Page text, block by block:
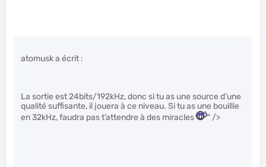
atomusk a écrit :
La sortie est 24bits/192kHz, donc si tu as une source d’une
qualité suffisante, il jouera à ce niveau. Si tu as une bouillie
en 32kHz, faudra pas t’attendre à des miracles
" />